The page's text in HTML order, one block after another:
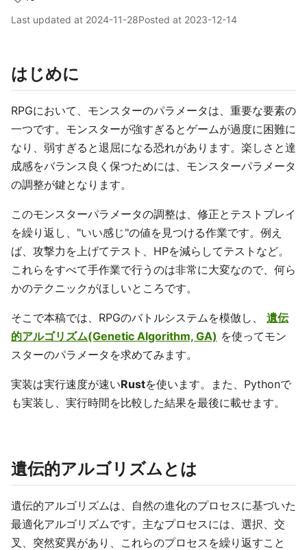
Last updated at 2024-11-28Posted at 2023-12-14
はじめに
RPGにおいて、モンスターのパラメータは、重要な要素の
一つです。モンスターが強すぎるとゲームが過度に困難に
なり、弱すぎると退屈になる恐れがあります。楽しさと達
成感をバランス良く保つためには、モンスターパラメータ
の調整が鍵となります。
このモンスターパラメータの調整は、修正とテストプレイ
を繰り返し、"いい感じ"の値を見つける作業です。例え
ば、攻撃力を上げてテスト、HPを減らしてテストなど。
これらをすべて手作業で行うのは非常に大変なので、何ら
かのテクニックがほしいところです。
そこで本稿では、RPGのバトルシステムを模倣し、 遺伝
的アルゴリズム(Genetic Algorithm, GA) を使ってモン
スターのパラメータを求めてみます。
実装は実行速度が速いRustを使います。また、Pythonで
も実装し、実行時間を比較した結果を最後に載せます。
遺伝的アルゴリズムとは
遺伝的アルゴリズムは、自然の進化のプロセスに基づいた
最適化アルゴリズムです。主なプロセスには、選択、交
叉、突然変異があり、これらのプロセスを繰り返すこと